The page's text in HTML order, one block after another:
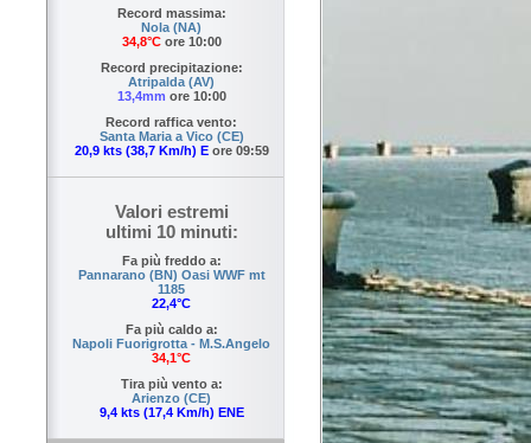
Record massima:
Nola (NA)
34,8°Core 10:00
Record precipitazione:
Atripalda (AV)
13,4mm ore 10:00
Record raffica vento:
Santa Maria a Vico (CE)
20,9 kts (38,7 Km/h) Eore 09:59
Valori estremi
ultimi 10 minuti:
Fa più freddo a:
Pannarano (BN) Oasi WWF mt
1185
22,4°C
Fa più caldo a:
Napoli Fuorigrotta - M.S.Angelo
34,1°C
Tira più vento a:
Arienzo (CE)
9,4 kts (17,4 Km/h) ENE